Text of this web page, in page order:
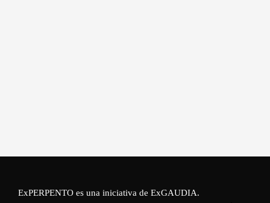
ExPERPENTO es una iniciativa de ExGAUDIA.